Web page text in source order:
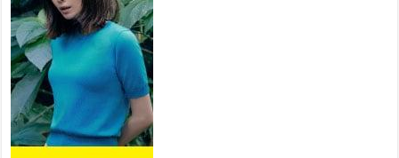
2026 оны 7 сар 21 / 13 цаг 43 минут
COP17 хурлын үеэрх замын
хөдөлгөөн, нийтийн тээврийн
зохицуулалт, сургууль,
цэцэрлэг, зах, худалдааны
төвийн ажиллах хуваарийг гаргаж, иргэдэд
мэдээлэхийг үүрэг болголоо
2026 оны 7 сар 21 / 11 цаг 59 минут